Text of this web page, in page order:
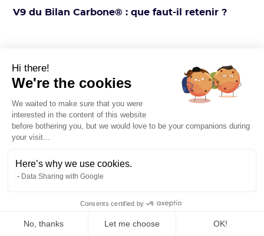
V9 du Bilan Carbone® : que faut-il retenir ?
Rédacteur Climat
Lire l’article
Hi there!
We're the cookies
We waited to make sure that you were
interested in the content of this website
before bothering you, but we would love to be your companions during
your visit...
Here’s why we use cookies.
Data Sharing with Google
Consents certified by
No, thanks Let me choose OK!